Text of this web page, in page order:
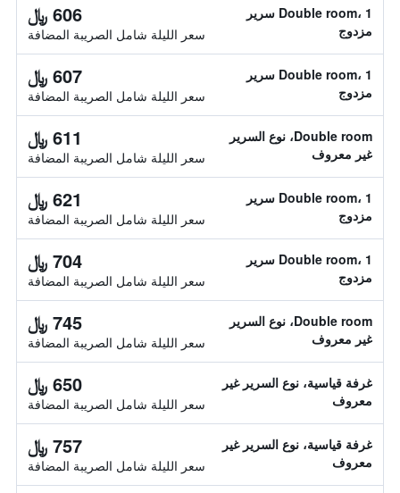
Double room، 1 سرير
مزدوج
606 ﷼
سعر الليلة شامل الصريبة المضافة
Double room، 1 سرير
مزدوج
607 ﷼
سعر الليلة شامل الصريبة المضافة
Double room، نوع السرير
غير معروف
611 ﷼
سعر الليلة شامل الصريبة المضافة
Double room، 1 سرير
مزدوج
621 ﷼
سعر الليلة شامل الصريبة المضافة
Double room، 1 سرير
مزدوج
704 ﷼
سعر الليلة شامل الصريبة المضافة
Double room، نوع السرير
غير معروف
745 ﷼
سعر الليلة شامل الصريبة المضافة
غرفة قياسية، نوع السرير غير
معروف
650 ﷼
سعر الليلة شامل الصريبة المضافة
غرفة قياسية، نوع السرير غير
معروف
757 ﷼
سعر الليلة شامل الصريبة المضافة